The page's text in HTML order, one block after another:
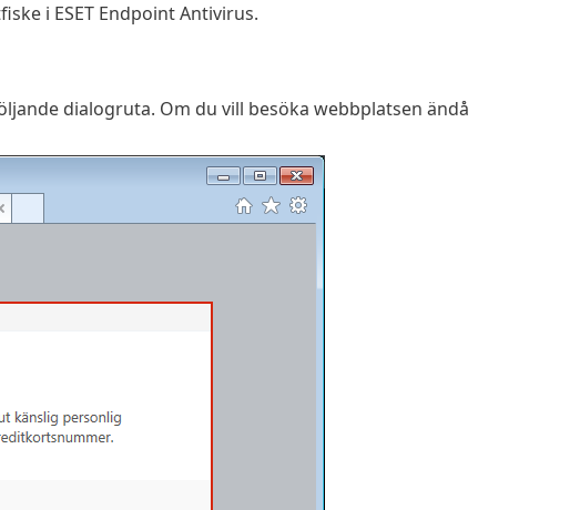
i ESET Endpoint Antivirus.
dialogruta. Om du vill besöka webbplatsen ändå